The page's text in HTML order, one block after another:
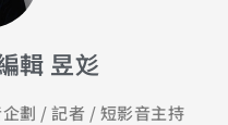
輯 昱彣
劃 / 記者 / 短影音主持